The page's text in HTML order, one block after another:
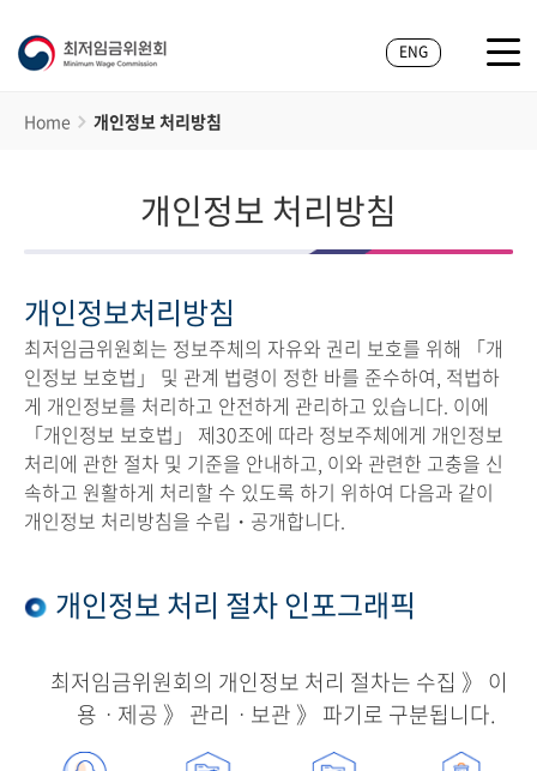
ENG
Home 개인정보 처리방침
개인정보 처리방침
개인정보처리방침
최저임금위원회는 정보주체의 자유와 권리 보호를 위해 「개
인정보 보호법」 및 관계 법령이 정한 바를 준수하여, 적법하
게 개인정보를 처리하고 안전하게 관리하고 있습니다. 이에
「개인정보 보호법」 제30조에 따라 정보주체에게 개인정보
처리에 관한 절차 및 기준을 안내하고, 이와 관련한 고충을 신
속하고 원활하게 처리할 수 있도록 하기 위하여 다음과 같이
개인정보 처리방침을 수립・공개합니다.
개인정보 처리 절차 인포그래픽
최저임금위원회의 개인정보 처리 절차는 수집 》 이
용ㆍ제공 》 관리ㆍ보관 》 파기로 구분됩니다.